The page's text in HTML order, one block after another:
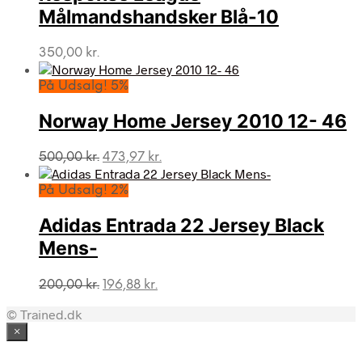
Målmandshandsker Blå-10
350,00 kr.
På Udsalg! 5%
Norway Home Jersey 2010 12- 46
500,00kr. Den
oprindelige
pris
500,00 kr..
473,97 kr.
aktuelle
473,97 kr..
På Udsalg! 2%
Adidas Entrada 22 Jersey Black
Mens-
200,00kr. Den
196,88 kr.
© Trained.dk
×